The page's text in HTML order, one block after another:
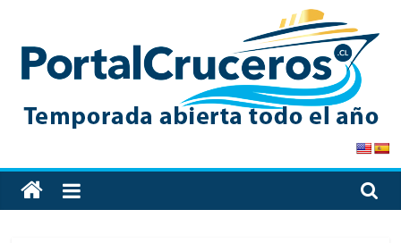
content
PortalCruceros
Toda
la